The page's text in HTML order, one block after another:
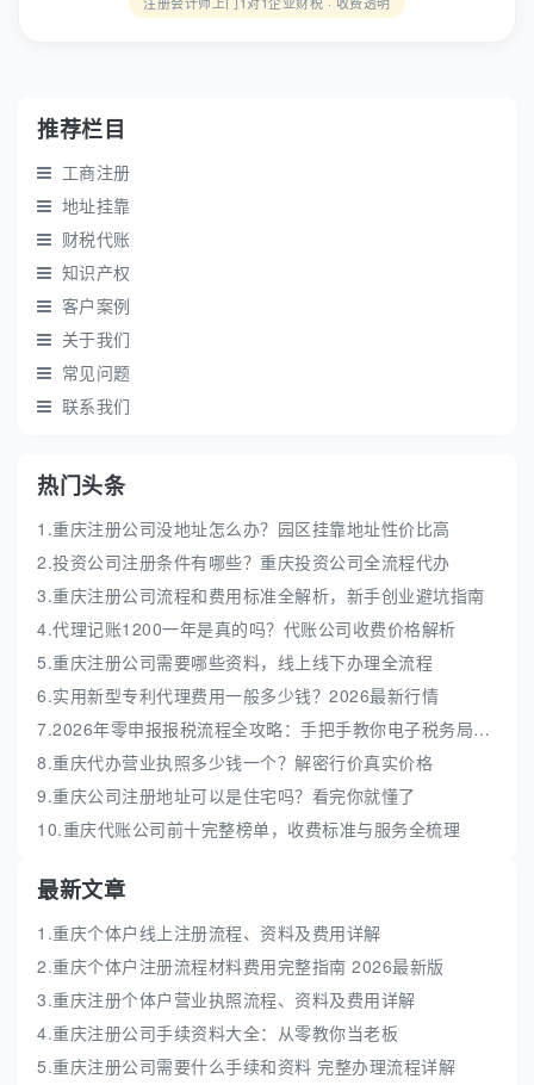
推荐栏目
工商注册
地址挂靠
财税代账
知识产权
客户案例
关于我们
常见问题
联系我们
热门头条
1.重庆注册公司没地址怎么办？园区挂靠地址性价比高
2.投资公司注册条件有哪些？重庆投资公司全流程代办
3.重庆注册公司流程和费用标准全解析，新手创业避坑指南
4.代理记账1200一年是真的吗？代账公司收费价格解析
5.重庆注册公司需要哪些资料，线上线下办理全流程
6.实用新型专利代理费用一般多少钱？2026最新行情
7.2026年零申报报税流程全攻略：手把手教你电子税务局实操
8.重庆代办营业执照多少钱一个？解密行价真实价格
9.重庆公司注册地址可以是住宅吗？看完你就懂了
10.重庆代账公司前十完整榜单，收费标准与服务全梳理
最新文章
1.重庆个体户线上注册流程、资料及费用详解
2.重庆个体户注册流程材料费用完整指南 2026最新版
3.重庆注册个体户营业执照流程、资料及费用详解
4.重庆注册公司手续资料大全：从零教你当老板
5.重庆注册公司需要什么手续和资料 完整办理流程详解